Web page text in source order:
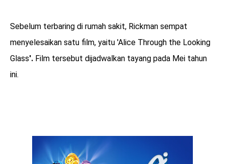
Sebelum terbaring di rumah sakit, Rickman sempat
menyelesaikan satu film, yaitu 'Alice Through the Looking
Glass'. Film tersebut dijadwalkan tayang pada Mei tahun
ini.